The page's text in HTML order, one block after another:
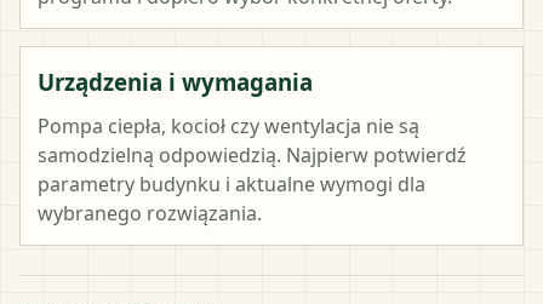
Urządzenia i wymagania
Pompa ciepła, kocioł czy wentylacja nie są
samodzielną odpowiedzią. Najpierw potwierdź
parametry budynku i aktualne wymogi dla
wybranego rozwiązania.